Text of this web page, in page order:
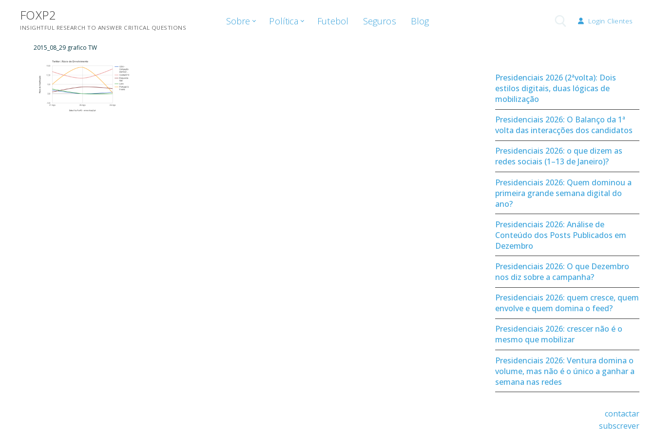
conteúdo
FOXP2
INSIGHTFUL RESEARCH TO ANSWER CRITICAL QUESTIONS
Sobre Política Futebol Seguros Blog Login Clientes
2015_08_29 grafico TW
Presidenciais 2026 (2ªvolta): Dois
estilos digitais, duas lógicas de
mobilização
Presidenciais 2026: O Balanço da 1ª
volta das interacções dos candidatos
Presidenciais 2026: o que dizem as
redes sociais (1–13 de Janeiro)?
Presidenciais 2026: Quem dominou a
primeira grande semana digital do
ano?
Presidenciais 2026: Análise de
Conteúdo dos Posts Publicados em
Dezembro
Presidenciais 2026: O que Dezembro
nos diz sobre a campanha?
Presidenciais 2026: quem cresce, quem
envolve e quem domina o feed?
Presidenciais 2026: crescer não é o
mesmo que mobilizar
Presidenciais 2026: Ventura domina o
volume, mas não é o único a ganhar a
semana nas redes
contactar
subscrever